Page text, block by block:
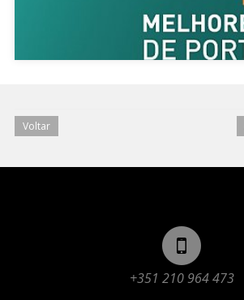
Voltar
+351 210 964 473